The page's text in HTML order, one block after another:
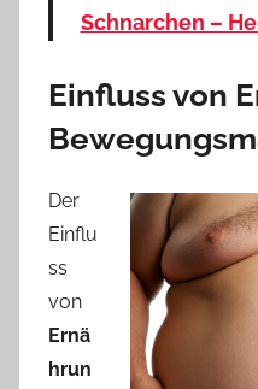
Schnarchen –
Einfluss von
Der
Einflu
ss
von
Ernä
hrun